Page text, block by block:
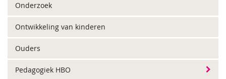
Onderzoek
Ontwikkeling van kinderen
Ouders
Pedagogiek HBO